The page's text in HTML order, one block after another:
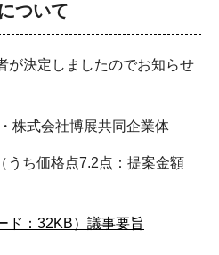
ついて
が決定しましたのでお知らせ
株式会社博展共同企業体
うち価格点7.2点：提案金額
ド：32KB） 議事要旨